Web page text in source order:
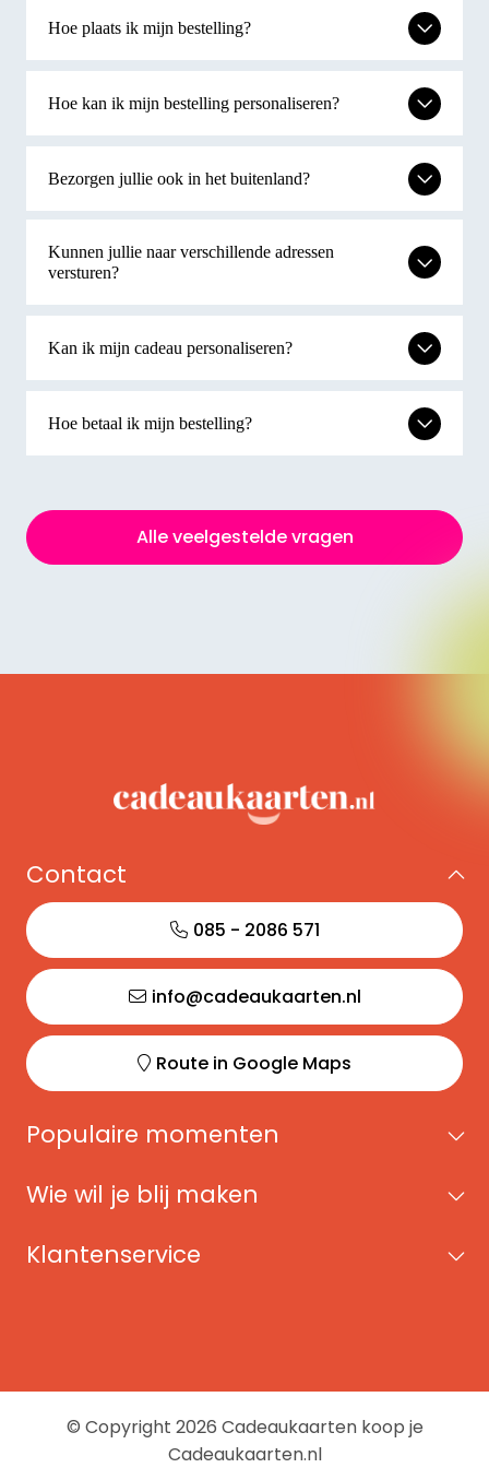
samenvoeger van lastminute.com.
Hoe werkt de lastminute.com Giftcard?
keuze. Op de betaalpagina, voordat je de boeking
bevestigt, kun je de code van je Giftcard invoeren.
Het saldo kan in delen worden besteed.
Moet ik de lastminute.com Giftcard eerst
activeren?
Nee, de cadeaukaart wordt al geactiveerd
geleverd.
Hoe plaats ik mijn bestelling?
Hoe kan ik mijn bestelling personaliseren?
Bezorgen jullie ook in het buitenland?
Kunnen jullie naar verschillende adressen
versturen?
Kan ik mijn cadeau personaliseren?
Hoe betaal ik mijn bestelling?
Alle veelgestelde vragen
Contact
085 - 2086 571
info@cadeaukaarten.nl
Route in Google Maps
Populaire momenten
Wie wil je blij maken
Klantenservice
© Copyright 2026 Cadeaukaarten koop je
Cadeaukaarten.nl